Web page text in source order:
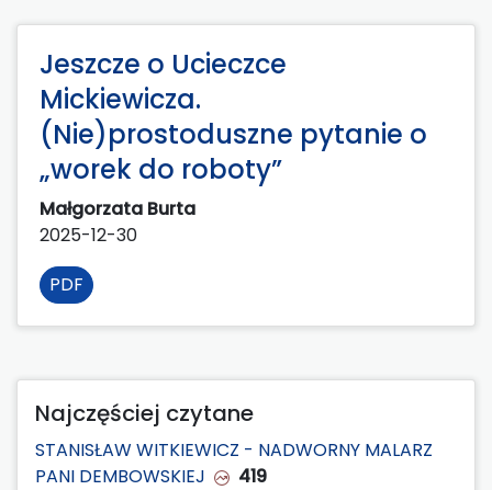
Jeszcze o Ucieczce
Mickiewicza.
(Nie)prostoduszne pytanie o
„worek do roboty”
Małgorzata Burta
2025-12-30
PDF
Najczęściej czytane
STANISŁAW WITKIEWICZ - NADWORNY MALARZ
PANI DEMBOWSKIEJ
419